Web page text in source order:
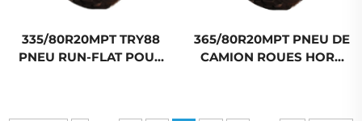
335/80R20MPT TRY88
PNEU RUN-FLAT POUR
365/80R20MPT PNEU DE
CAMION ROUES HORS